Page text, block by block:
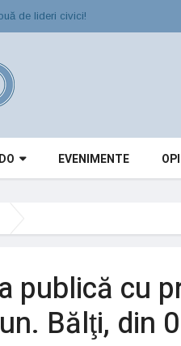
de lideri civici!
EVENIMENTE
publică cu
Bălţi, din